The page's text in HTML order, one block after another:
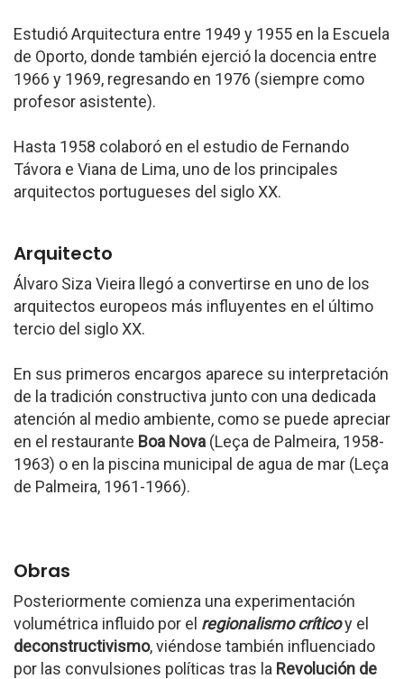
Estudió Arquitectura entre 1949 y 1955 en la Escuela
de Oporto, donde también ejerció la docencia entre
1966 y 1969, regresando en 1976 (siempre como
profesor asistente).
Hasta 1958 colaboró en el estudio de Fernando
Távora e Viana de Lima, uno de los principales
arquitectos portugueses del siglo XX.
Arquitecto
Álvaro Siza Vieira llegó a convertirse en uno de los
arquitectos europeos más influyentes en el último
tercio del siglo XX.
En sus primeros encargos aparece su interpretación
de la tradición constructiva junto con una dedicada
atención al medio ambiente, como se puede apreciar
en el restaurante Boa Nova (Leça de Palmeira, 1958-
1963) o en la piscina municipal de agua de mar (Leça
de Palmeira, 1961-1966).
Obras
Posteriormente comienza una experimentación
volumétrica influido por el regionalismo críticoy el
deconstructivismo, viéndose también influenciado
por las convulsiones políticas tras la Revolución de